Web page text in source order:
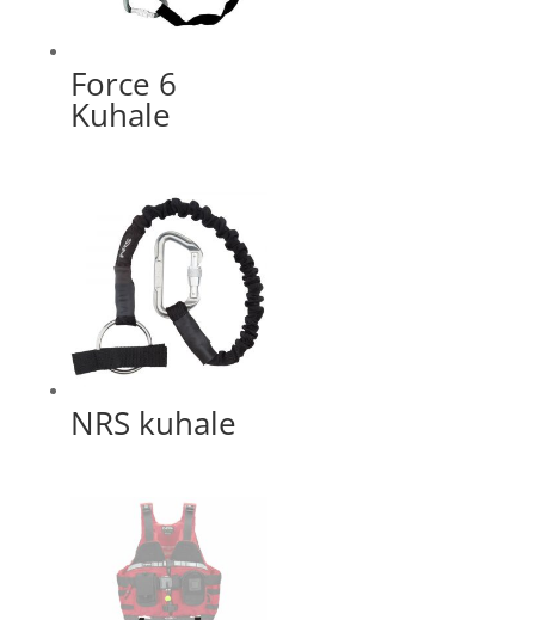
Force 6
Kuhale
NRS kuhale